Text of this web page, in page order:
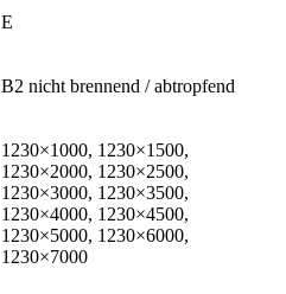
E
B2 nicht brennend / abtropfend
1230×1000, 1230×1500,
1230×2000, 1230×2500,
1230×3000, 1230×3500,
1230×4000, 1230×4500,
1230×5000, 1230×6000,
1230×7000